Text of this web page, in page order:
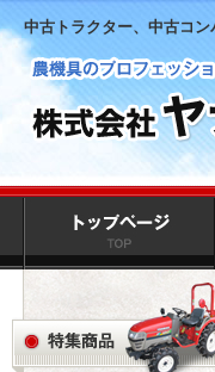
中古トラクター、中古コ